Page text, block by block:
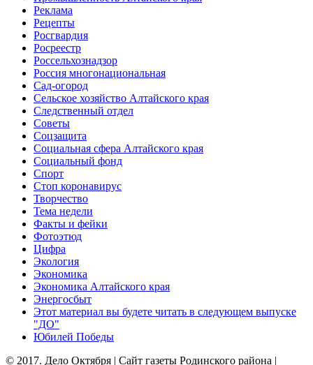
Реклама
Рецепты
Росгвардия
Росреестр
Россельхознадзор
Россия многонациональная
Сад-огород
Сельское хозяйство Алтайского края
Следственный отдел
Советы
Соцзащита
Социальная сфера Алтайского края
Социальный фонд
Спорт
Стоп коронавирус
Творчество
Тема недели
Факты и фейки
Фотоэтюд
Цифра
Экология
Экономика
Экономика Алтайского края
Энергосбыт
Этот материал вы будете читать в следующем выпуске
"ДО"
Юбилей Победы
© 2017. Дело Октября | Сайт газеты Родинского района |